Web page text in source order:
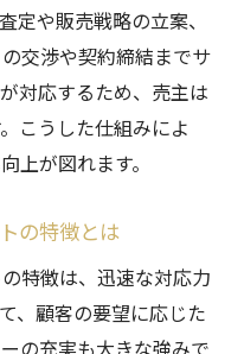
定や販売戦略の立案、
交渉や契約締結までサ
対応するため、売主は
こうした仕組みによ
上が図れます。
の特徴とは
特徴は、迅速な対応力
、顧客の要望に応じた
の充実も大きな強みで